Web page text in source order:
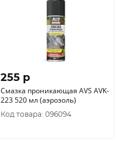
255 p
Смазка проникающая AVS AVK-
223 520 мл (аэрозоль)
Код товара: 096094